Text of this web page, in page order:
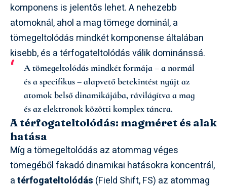
komponens is jelentős lehet. A nehezebb
atomoknál, ahol a mag tömege dominál, a
tömegeltolódás mindkét komponense általában
kisebb, és a térfogateltolódás válik dominánssá.
A tömegeltolódás mindkét formája – a normál
és a specifikus – alapvető betekintést nyújt az
atomok belső dinamikájába, rávilágítva a mag
és az elektronok közötti komplex táncra.
A térfogateltolódás: magméret és alak
hatása
Míg a tömegeltolódás az atommag véges
tömegéből fakadó dinamikai hatásokra koncentrál,
atérfogateltolódás (Field Shift, FS) az atommag